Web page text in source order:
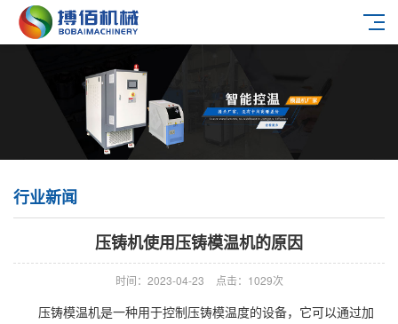
行业新闻
压铸机使用压铸模温机的原因
时间：2023-04-23 点击：1029次
压铸模温机是一种用于控制压铸模温度的设备，它可以通过加